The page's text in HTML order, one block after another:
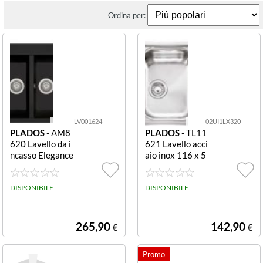
Ordina per:
LV001624
PLADOS- AM8
620 Lavello da i
ncasso Elegance
86 2 vasche Tel
magranit Nero E
LEGANCE 86 2
DISPONIBILE
265,90 €
02UI1LX320
PLADOS- TL11
621 Lavello acci
aio inox 116 x 5
0 cm 2 vasche e
gocciolatoio dx
TL11621 Unive
DISPONIBILE
142,90 €